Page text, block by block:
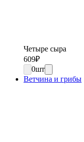
Четыре сыра
609₽
0шт
Ветчина и грибы